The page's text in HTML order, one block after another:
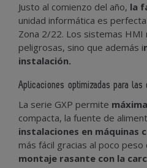
Justo al comienzo del año, la
unidad informática es
Zona 2/22. Los sistemas
peligrosas, sino que además i
instalación.
Aplicaciones optimizadas para las
La serie GXP permite
compacta, la fuente de
instalaciones en máquinas
más fácil gracias al poco
montaje rasante con la